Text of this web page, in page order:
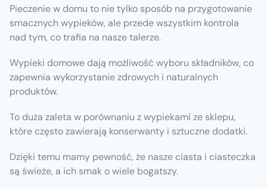
Pieczenie w domu to nie tylko sposób na przygotowanie
smacznych wypieków, ale przede wszystkim kontrola
nad tym, co trafia na nasze talerze.
Wypieki domowe dają możliwość wyboru składników, co
zapewnia wykorzystanie zdrowych i naturalnych
produktów.
To duża zaleta w porównaniu z wypiekami ze sklepu,
które często zawierają konserwanty i sztuczne dodatki.
Dzięki temu mamy pewność, że nasze ciasta i ciasteczka
są świeże, a ich smak o wiele bogatszy.